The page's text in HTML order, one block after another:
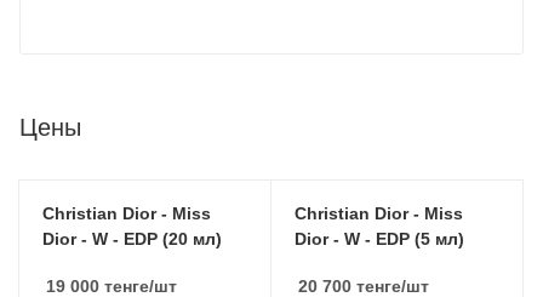
Цены
Christian Dior - Miss
Dior - W - EDP (20 мл)
19 000 тенге/шт
Christian Dior - Miss
Dior - W - EDP (5 мл)
20 700 тенге/шт